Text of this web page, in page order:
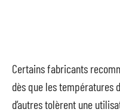
Certains fabricants
dès que les températures
d’autres tolèrent une